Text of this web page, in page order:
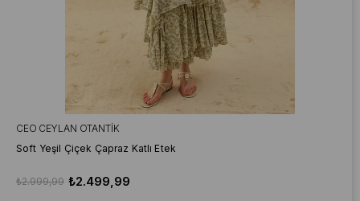
CEO CEYLAN OTANTIK
Soft Yeşil Çiçek Çapraz Katlı Etek
₺2.499,99
₺2.999,99